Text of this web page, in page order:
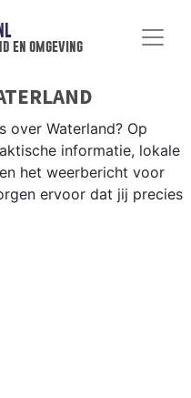
en omgeving
over Waterland? Op
informatie, lokale
het weerbericht voor
ervoor dat jij precies